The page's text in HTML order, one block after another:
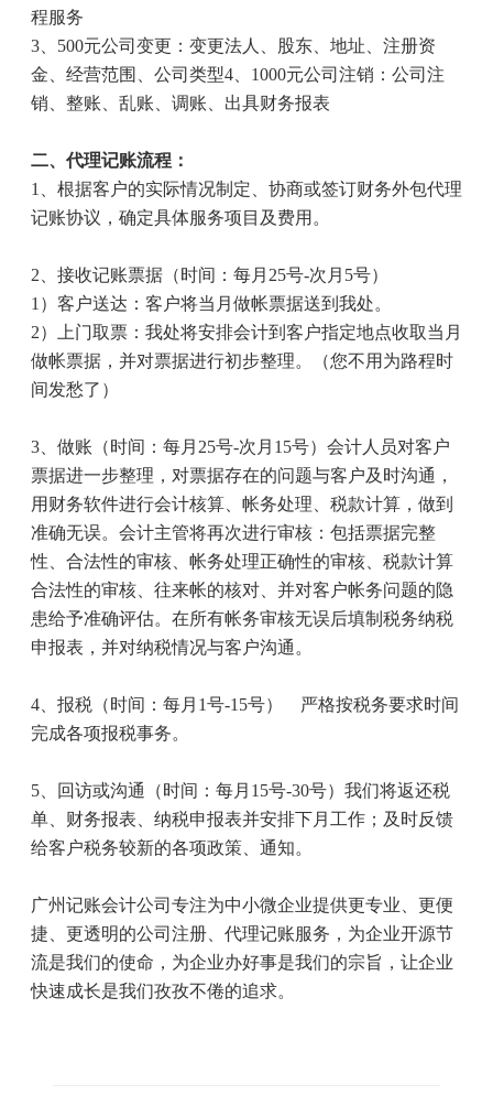
程服务
3
500元公司变更：变更法人、股东、地址、注册资
金、经营范围、公司类型4 1000元公司注销：公司注
销、整账、乱账、调账、出具财务报表
二、代理记账流程：
1
、根据客户的实际情况制定、协商或签订财务外包代理
记账协议，确定具体服务项目及费用。
2 、接收记账票据（时间：每月 25号-次月 5号）
1 ）客户送达：客户将当月做帐票据送到我处。
2）上门取票：我处将安排会计到客户指定地点收取当月
做帐票据，并对票据进行初步整理。（您不用为路程时
间发愁了）
3 、做账（时间：每月 25号-次月 15号）会计人员对客户
票据进一步整理，对票据存在的问题与客户及时沟通，
用财务软件进行会计核算、帐务处理、税款计算，做到
准确无误。会计主管将再次进行审核：包括票据完整
性、合法性的审核、帐务处理正确性的审核、税款计算
合法性的审核、往来帐的核对、并对客户帐务问题的隐
患给予准确评估。在所有帐务审核无误后填制税务纳税
申报表，并对纳税情况与客户沟通。
4 、报税（时间：每月 1号-15号） 严格按税务要求时间
完成各项报税事务。
5 、回访或沟通（时间：每月 15号-30号）我们将返还税
单、财务报表、纳税申报表并安排下月工作；及时反馈
给客户税务较新的各项政策、通知。
广州记账会计公司专注为中小微企业提供更专业、更便
捷、更透明的公司注册、代理记账服务，为企业开源节
流是我们的使命，为企业办好事是我们的宗旨，让企业
快速成长是我们孜孜不倦的追求。